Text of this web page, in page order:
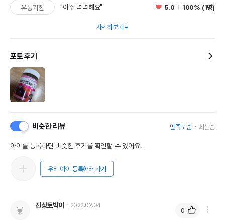
상품 필수 정보
유통기한 "아주 넉넉해요" 5.0 100% (1명)
자세히보기
포토 후기
비슷한 리뷰 만족도순 최신순
아이를 등록하면 비슷한 후기를 확인할 수 있어요.
우리 아이 등록하러 가기
진상토박이 2022.02.04
0